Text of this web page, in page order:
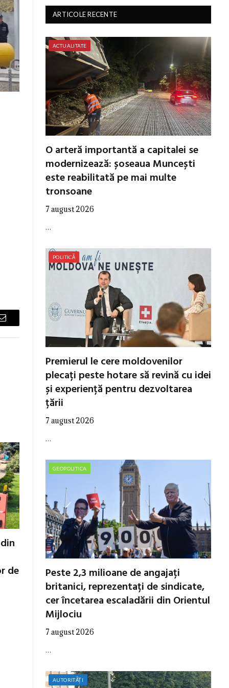
Email
de
ARTICOLE RECENTE
ACTUALITATE
O arteră importantă a capitalei se
modernizează: șoseaua Muncești
este reabilitată pe mai multe
tronsoane
7 august 2026
…
POLITICĂ
Premierul le cere moldovenilor
plecați peste hotare să revină cu idei
și experiență pentru dezvoltarea
țării
7 august 2026
…
GEOPOLITICA
Peste 2,3 milioane de angajați
britanici, reprezentați de sindicate,
cer încetarea escaladării din Orientul
Mijlociu
7 august 2026
…
AUTORITĂȚI